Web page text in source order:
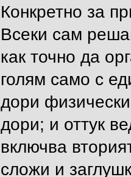
Конкретно за
Всеки сам
как точно да
голям само с
дори
дори; и оттук
включва
сложи и